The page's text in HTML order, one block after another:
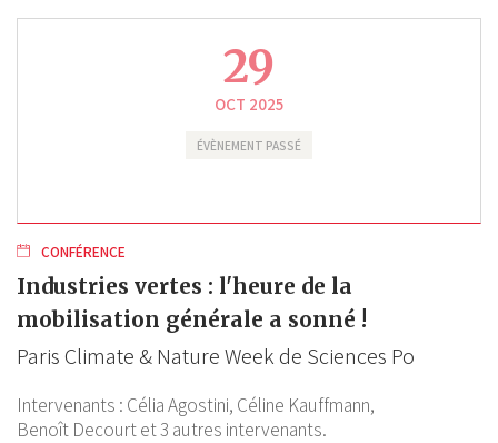
29
OCT 2025
ÉVÈNEMENT PASSÉ
CONFÉRENCE
Industries vertes : l'heure de la
mobilisation générale a sonné !
Paris Climate & Nature Week de Sciences Po
Intervenants : Célia Agostini, Céline Kauffmann,
Benoît Decourtet 3 autres intervenants.